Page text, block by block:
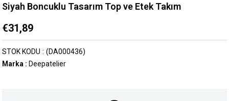
Siyah Boncuklu Tasarım Top ve Etek Takım
€31,89
(DA000436)
STOK KODU
Marka : Deepatelier